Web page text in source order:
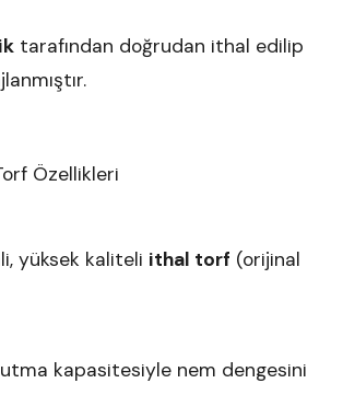
tarafından doğrudan ithal edilip
Özellikleri
yüksek kaliteli ithal torf (orijinal
kapasitesiyle nem dengesini